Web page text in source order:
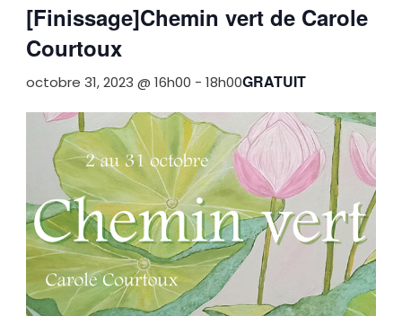
[Finissage]Chemin vert de Carole
Courtoux
octobre 31, 2023 @ 16h00 - 18h00GRATUIT